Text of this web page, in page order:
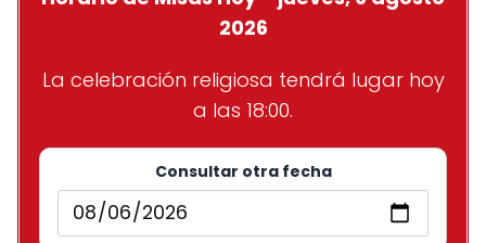
2026
La celebración religiosa tendrá lugar hoy
a las 18:00.
Consultar otra fecha